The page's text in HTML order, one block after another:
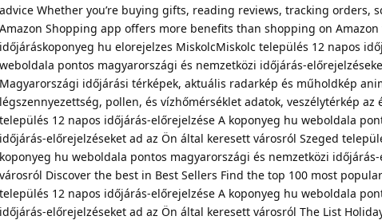
advice Whether you’re buying gifts, reading reviews, tracking orders,
Amazon Shopping app offers more benefits than shopping on
időjáráskoponyeg hu elorejelzes MiskolcMiskolc település 12 napos
weboldala pontos magyarországi és nemzetközi időjárás-
Magyarországi időjárási térképek, aktuális radarkép és műholdkép
légszennyezettség, pollen, és vízhőmérséklet adatok, veszélytérkép az
település 12 napos időjárás-előrejelzése A koponyeg hu weboldala
időjárás-előrejelzéseket ad az Ön által keresett városról Szeged
koponyeg hu weboldala pontos magyarországi és nemzetközi
városról Discover the best in Best Sellers Find the top 100 most
település 12 napos időjárás-előrejelzése A koponyeg hu weboldala
időjárás-előrejelzéseket ad az Ön által keresett városról The List